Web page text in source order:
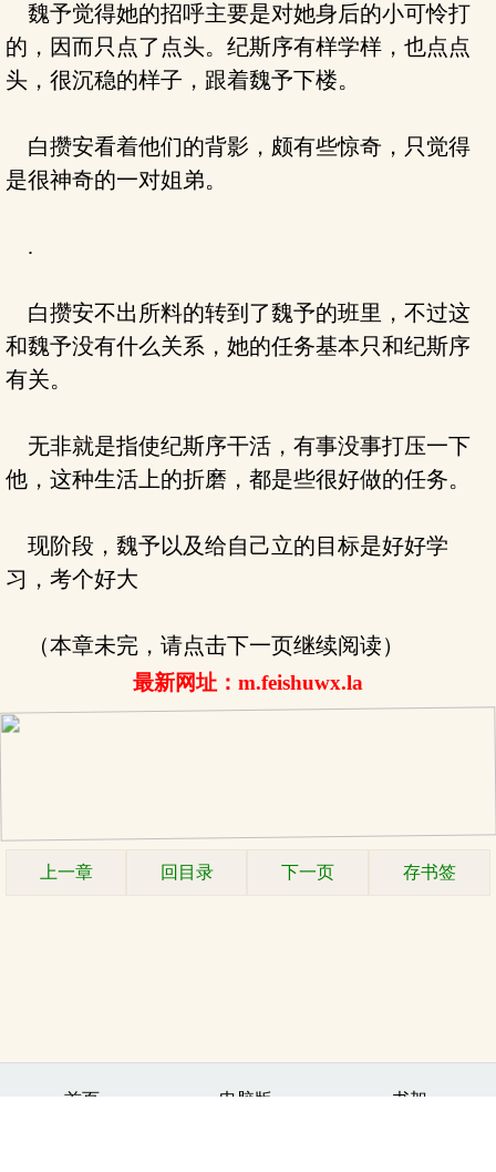
魏予觉得她的招呼主要是对她身后的小可怜打
的，因而只点了点头。纪斯序有样学样，也点点
头，很沉稳的样子，跟着魏予下楼。
白攒安看着他们的背影，颇有些惊奇，只觉得
是很神奇的一对姐弟。
.
白攒安不出所料的转到了魏予的班里，不过这
和魏予没有什么关系，她的任务基本只和纪斯序
有关。
无非就是指使纪斯序干活，有事没事打压一下
他，这种生活上的折磨，都是些很好做的任务。
现阶段，魏予以及给自己立的目标是好好学
习，考个好大
（本章未完，请点击下一页继续阅读）
最新网址：m.feishuwx.la
上一章 回目录 下一页 存书签
首页 电脑版 书架